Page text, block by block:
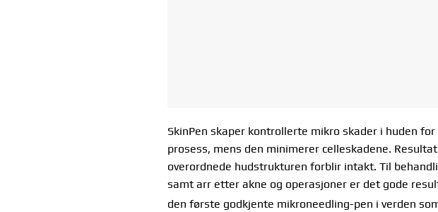
SkinPen skaper kontrollerte mikro skader i huden
prosess, mens den minimerer celleskadene.
overordnede hudstrukturen forblir intakt. Til
samt arr etter akne og operasjoner er det gode
den første godkjente mikroneedling-pen i verden